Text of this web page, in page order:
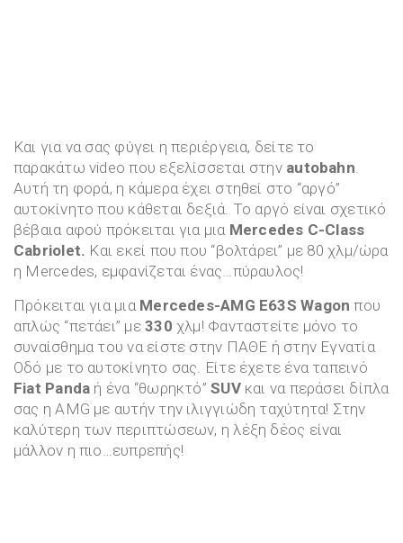
Και για να σας φύγει η περιέργεια, δείτε το
παρακάτω video που εξελίσσεται στην autobahn
Αυτή τη φορά, η κάμερα έχει στηθεί στο “αργό”
αυτοκίνητο που κάθεται δεξιά. Το αργό είναι σχετικό
βέβαια αφού πρόκειται για μια Mercedes C-Class
Cabriolet. Και εκεί που που “βολτάρει” με 80 χλμ/ώρα
η Mercedes, εμφανίζεται ένας…πύραυλος!
Πρόκειται για μια Mercedes-AMG E63S Wagon που
απλώς “πετάει” με330 χλμ! Φανταστείτε μόνο το
συναίσθημα του να είστε στην ΠΑΘΕ ή στην Εγνατία
Οδό με το αυτοκίνητο σας. Είτε έχετε ένα ταπεινό
Fiat Panda ή ένα “θωρηκτό”SUV και να περάσει δίπλα
σας η AMG με αυτήν την ιλιγγιώδη ταχύτητα! Στην
καλύτερη των περιπτώσεων, η λέξη δέος είναι
μάλλον η πιο…ευπρεπής!